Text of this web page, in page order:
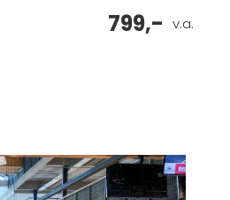
v.a.
799,-